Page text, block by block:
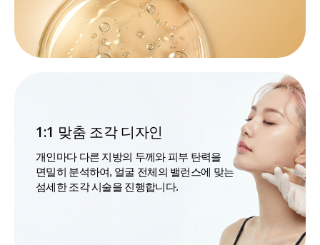
1:1 맞춤 조각 디자인
개인마다 다른 지방의 두께와 피부 탄력을
면밀히 분석하여, 얼굴 전체의 밸런스에 맞는
섬세한 조각 시술을 진행합니다.